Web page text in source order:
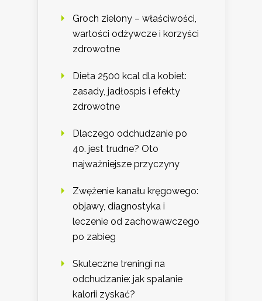
Groch zielony – właściwości,
wartości odżywcze i korzyści
zdrowotne
Dieta 2500 kcal dla kobiet:
zasady, jadłospis i efekty
zdrowotne
Dlaczego odchudzanie po
40. jest trudne? Oto
najważniejsze przyczyny
Zwężenie kanału kręgowego:
objawy, diagnostyka i
leczenie od zachowawczego
po zabieg
Skuteczne treningi na
odchudzanie: jak spalanie
kalorii zyskać?